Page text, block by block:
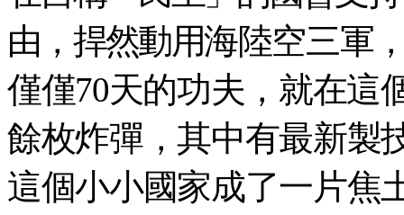
由，捍然動用海陸空三軍
僅僅70天的功夫，就在這
餘枚炸彈，其中有最新製
這個小小國家成了一片焦